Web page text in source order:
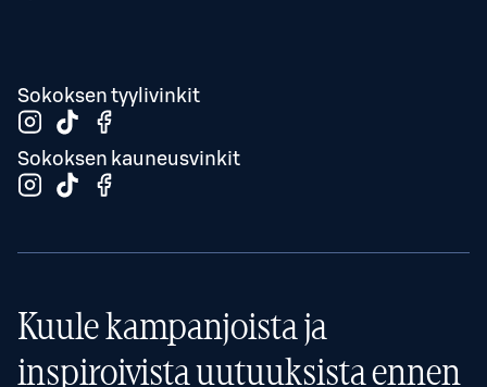
Sokoksen tyylivinkit
Sokoksen kauneusvinkit
Kuule kampanjoista ja
inspiroivista uutuuksista ennen